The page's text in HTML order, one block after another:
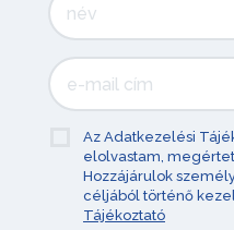
Az Adatkezelési
elolvastam,
Hozzájárulok
céljából történő
Tájékoztató